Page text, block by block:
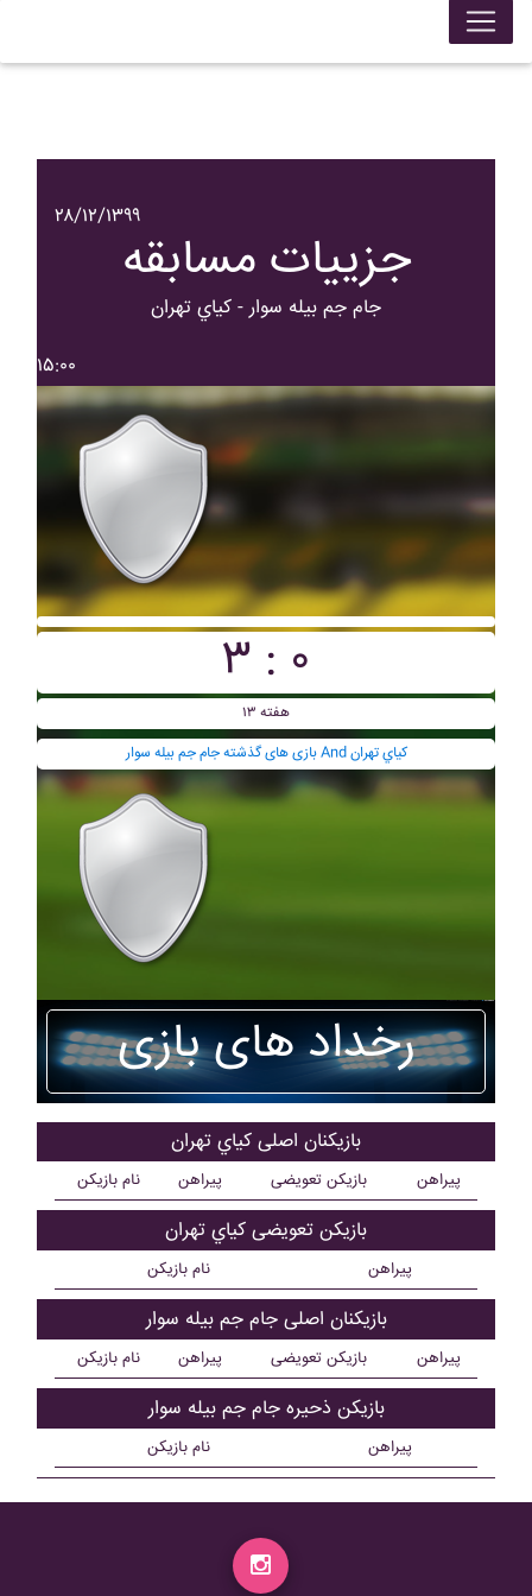
۲۸/۱۲/۱۳۹۹
جزییات مسابقه
جام جم بيله سوار - کياي تهران
۱۵:۰۰
۳ : ۰
هفته ۱۳
بازی های گذشته جام جم بيله سوار And کياي تهران
رخداد های بازی
بازیکنان اصلی کياي تهران
نام بازیکن پیراهن بازیکن تعویضی پیراهن
بازیکن تعویضی کياي تهران
نام بازیکن پیراهن
بازیکنان اصلی جام جم بيله سوار
نام بازیکن پیراهن بازیکن تعویضی پیراهن
بازیکن ذحیره جام جم بيله سوار
نام بازیکن پیراهن